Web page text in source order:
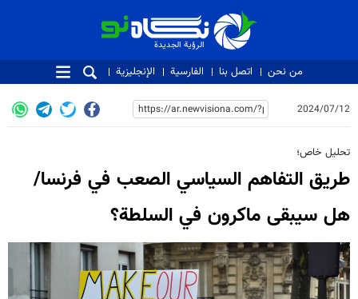
الرؤية الجديدة
الرؤية الجديدة
من نحن اتصل بنا الفارسية الإنجليزية
2024/07/12
تحلیل خاص؛
طريق التفاهم السياسي الصعب في فرنسا/
هل سيبقى ماكرون في السلطة؟